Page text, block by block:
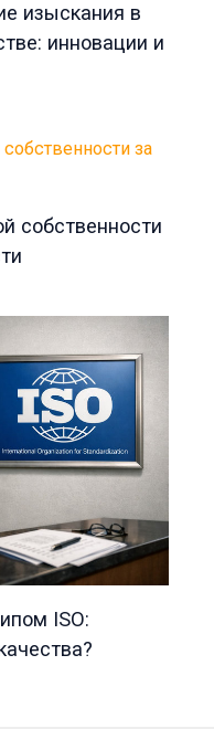
изыскания в
инновации и
собственности
ISO: